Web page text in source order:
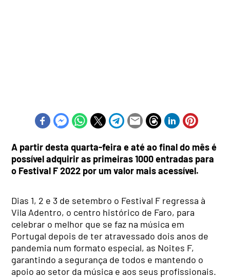
A partir desta quarta-feira e até ao final do mês é
possível adquirir as primeiras 1000 entradas para
o Festival F 2022 por um valor mais acessível.
Dias 1, 2 e 3 de setembro o Festival F regressa à
Vila Adentro, o centro histórico de Faro, para
celebrar o melhor que se faz na música em
Portugal depois de ter atravessado dois anos de
pandemia num formato especial, as Noites F,
garantindo a segurança de todos e mantendo o
apoio ao setor da música e aos seus profissionais.